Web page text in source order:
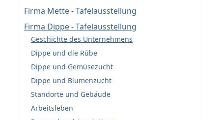
Firma Mette - Tafelausstellung
Firma Dippe - Tafelausstellung
Geschichte des Unternehmens
Dippe und die Rübe
Dippe und Gemüsezucht
Dippe und Blumenzucht
Standorte und Gebäude
Arbeitsleben